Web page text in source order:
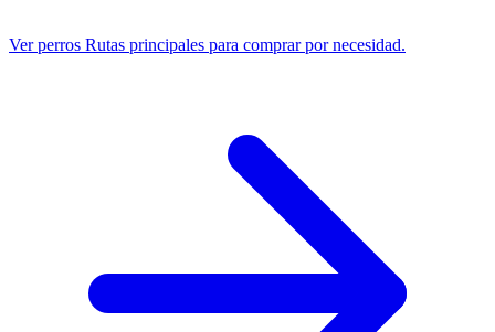
Ver perros Rutas principales para comprar por necesidad.